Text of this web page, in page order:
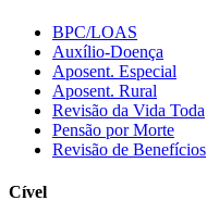
BPC/LOAS
Auxílio-Doença
Aposent. Especial
Aposent. Rural
Revisão da Vida Toda
Pensão por Morte
Revisão de Benefícios
Cível